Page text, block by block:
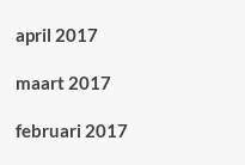
april 2017
maart 2017
februari 2017